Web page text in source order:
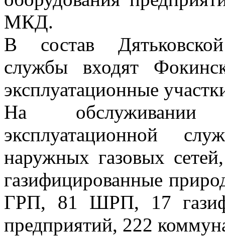
МКД.
В состав
службы входят
эксплуатационные
На обслуживании
эксплуатационной
наружных газовых
газифицированные
ГРП, 81 ШРП, 17
предприятий, 222